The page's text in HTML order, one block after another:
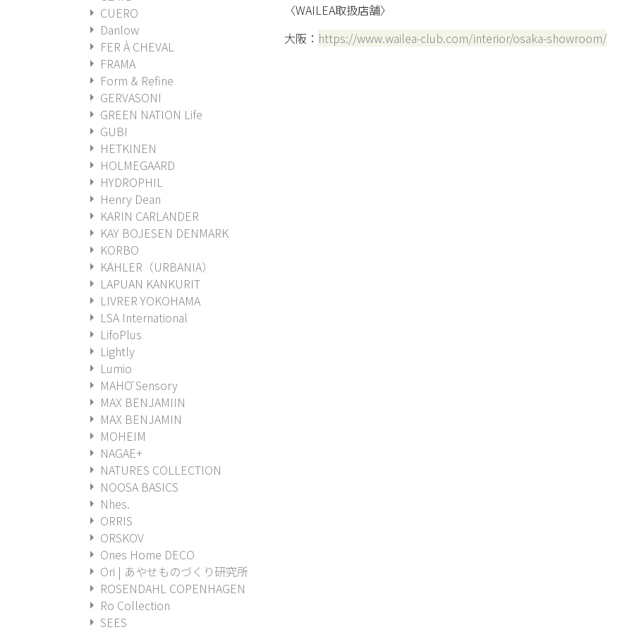
arrow_right CUERO
arrow_right Danlow
arrow_right FER À CHEVAL
arrow_right FRAMA
arrow_right Form & Refine
arrow_right GERVASONI
arrow_right GREEN NATION Life
arrow_right GUBI
arrow_right HETKINEN
arrow_right HOLMEGAARD
arrow_right HYDROPHIL
arrow_right Henry Dean
arrow_right KARIN CARLANDER
arrow_right KAY BOJESEN DENMARK
arrow_right KORBO
arrow_right KÄHLER（URBANIA）
arrow_right LAPUAN KANKURIT
arrow_right LIVRER YOKOHAMA
arrow_right LSA International
arrow_right LifoPlus
arrow_right Lightly
arrow_right Lumio
arrow_right MAHŌ Sensory
arrow_right MAX BENJAMIIN
arrow_right MAX BENJAMIN
arrow_right MOHEIM
arrow_right NAGAE+
arrow_right NATURES COLLECTION
arrow_right NOOSA BASICS
arrow_right Nhes.
arrow_right ORRIS
arrow_right ORSKOV
arrow_right Ones Home DECO
arrow_right Ori | あやせものづくり研究所
arrow_right ROSENDAHL COPENHAGEN
arrow_right Ro Collection
arrow_right SEES
〈WAILEA取扱店舗〉
大阪： https://www.wailea-club.com/interior/osaka-showroom/